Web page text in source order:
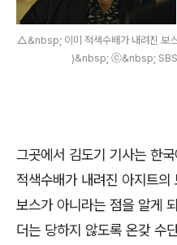
△&nbsp; 이미 적색수배가 내려진 보
)&nbsp; ⓒ&nbsp;
그곳에서 김도기 기사는 한
적색수배가 내려진 아지트의
보스가 아니라는 점을 알게
더는 당하지 않도록 온갖 수